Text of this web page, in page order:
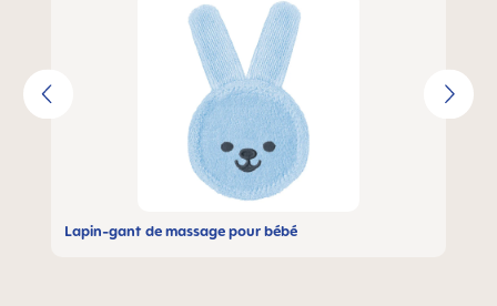
Lapin-gant de massage pour bébé